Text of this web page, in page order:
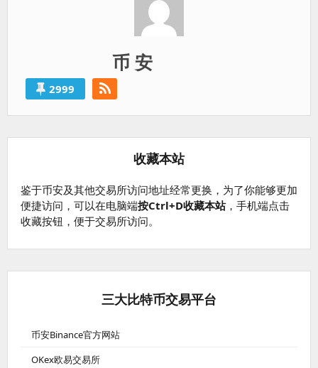
币 安
2999
收藏本站
鉴于币安及其他交易所访问地址经常更换，为了你能够更加
便捷访问，可以在电脑端按Ctrl+D收藏本站，手机端点击
收藏按钮，便于交易所访问。
三大比特币交易平台
币安Binance官方网站
OKex欧易交易所